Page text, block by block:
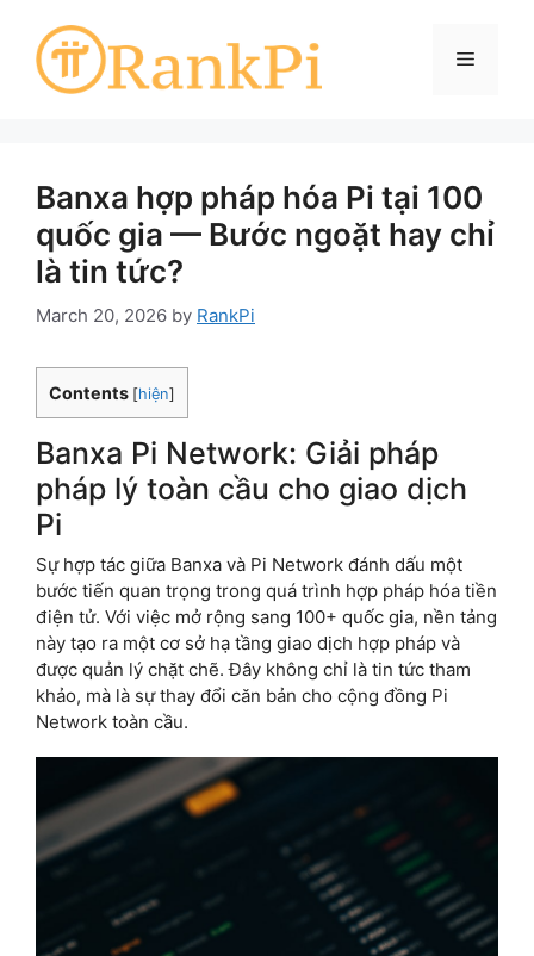
content
Menu
Banxa hợp pháp hóa Pi tại 100
quốc gia — Bước ngoặt hay chỉ
là tin tức?
March 20, 2026 by RankPi
Contents [hiện]
Banxa Pi Network: Giải pháp
pháp lý toàn cầu cho giao dịch
Pi
Sự hợp tác giữa Banxa và Pi Network đánh dấu một
bước tiến quan trọng trong quá trình hợp pháp hóa tiền
điện tử. Với việc mở rộng sang 100+ quốc gia, nền tảng
này tạo ra một cơ sở hạ tầng giao dịch hợp pháp và
được quản lý chặt chẽ. Đây không chỉ là tin tức tham
khảo, mà là sự thay đổi căn bản cho cộng đồng Pi
Network toàn cầu.